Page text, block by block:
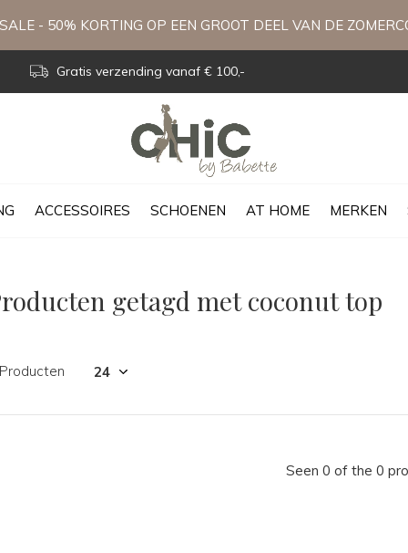
ACCESSOIRES SCHOENEN AT HOME MERKEN
Gratis verzending vanaf € 100,-
- 50% KORTING OP EEN GROOT DEEL VAN DE
getagd met coconut top
Seen 0 of the 0